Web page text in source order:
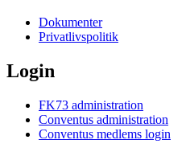
Dokumenter
Privatlivspolitik
Login
FK73 administration
Conventus administration
Conventus medlems login